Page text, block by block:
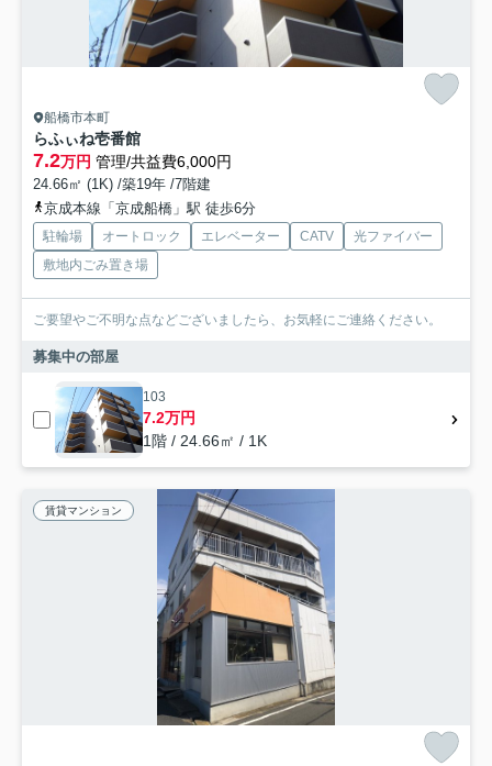
船橋市本町
らふぃね壱番館
7.2万円 管理/共益費6,000円
24.66㎡ (1K) /築19年 /7階建
京成本線「京成船橋」駅 徒歩6分
駐輪場 オートロック エレベーター CATV
光ファイバー
敷地内ごみ置き場
ご要望やご不明な点などございましたら、お気軽にご連絡ください。
募集中の部屋
103
7.2万円
1階 / 24.66㎡ / 1K
賃貸マンション